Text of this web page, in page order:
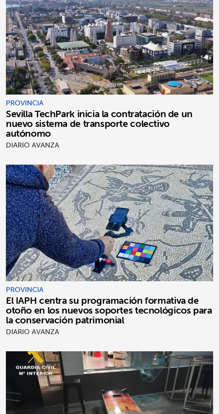
PROVINCIA
Sevilla TechPark inicia la contratación de un
nuevo sistema de transporte colectivo
autónomo
DIARIO AVANZA
PROVINCIA
El IAPH centra su programación formativa de
otoño en los nuevos soportes tecnológicos para
la conservación patrimonial
DIARIO AVANZA